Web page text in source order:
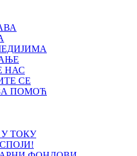
НАС
СЕ
ПОМОЋ
У ТОКУ